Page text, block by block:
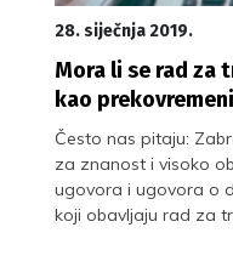
28. siječnja 2019.
Mora li se rad za
kao
Često nas pitaju:
za znanost i visoko
ugovora i ugovora o
koji obavljaju rad za